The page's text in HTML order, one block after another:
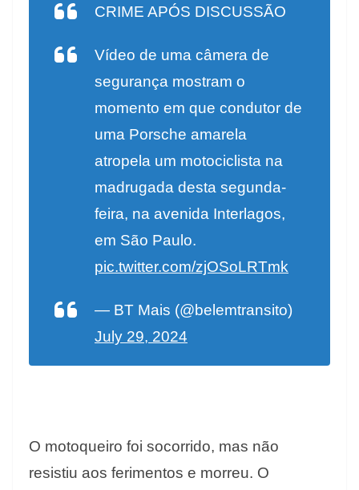
CRIME APÓS DISCUSSÃO
Vídeo de uma câmera de
segurança mostram o
momento em que condutor de
uma Porsche amarela
atropela um motociclista na
madrugada desta segunda-
feira, na avenida Interlagos,
em São Paulo.
pic.twitter.com/zjOSoLRTmk
— BT Mais (@belemtransito)
July 29, 2024
O motoqueiro foi socorrido, mas não
resistiu aos ferimentos e morreu. O